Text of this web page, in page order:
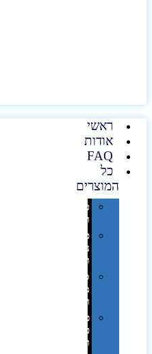
ראשי
אודות
FAQ
כל
המוצרים
טכנולוגיה
וגאדג'טים
פנאי,
נופש
ונסיעות
סביבת
משרד
ופרימיום
כלים,
פנסים
ורכב